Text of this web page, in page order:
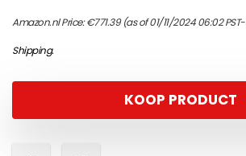
Amazon.nl Price:€771.39(as of 01/11/2024 06:02 PST-
Shipping.
KOOP PRODUCT